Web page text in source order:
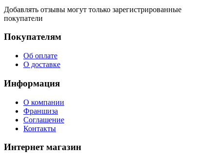
Добавлять отзывы могут только зарегистрированные
покупатели
Покупателям
Об оплате
О доставке
Информация
О компании
Франшиза
Соглашение
Контакты
Интернет магазин